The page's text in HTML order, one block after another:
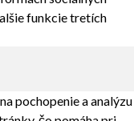
funkcie tretích
pochopenie a analýzu